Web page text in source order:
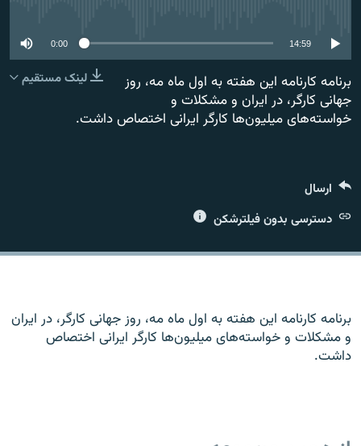
زبان‌های دیگر
0:00 14:59
لینک مستقیم
برنامه کارنامه این هفته به اول ماه مه،‌ روز
جهانی کارگر، در ایران و مشکلات و
خواسته‌های میلیون‌ها کارگر ایرانی اختصاص داشت.
ارسال
دسترسی بدون فیلترشکن
برنامه کارنامه این هفته به اول ماه مه،‌ روز جهانی کارگر، در ایران
و مشکلات و خواسته‌های میلیون‌ها کارگر ایرانی اختصاص
داشت.